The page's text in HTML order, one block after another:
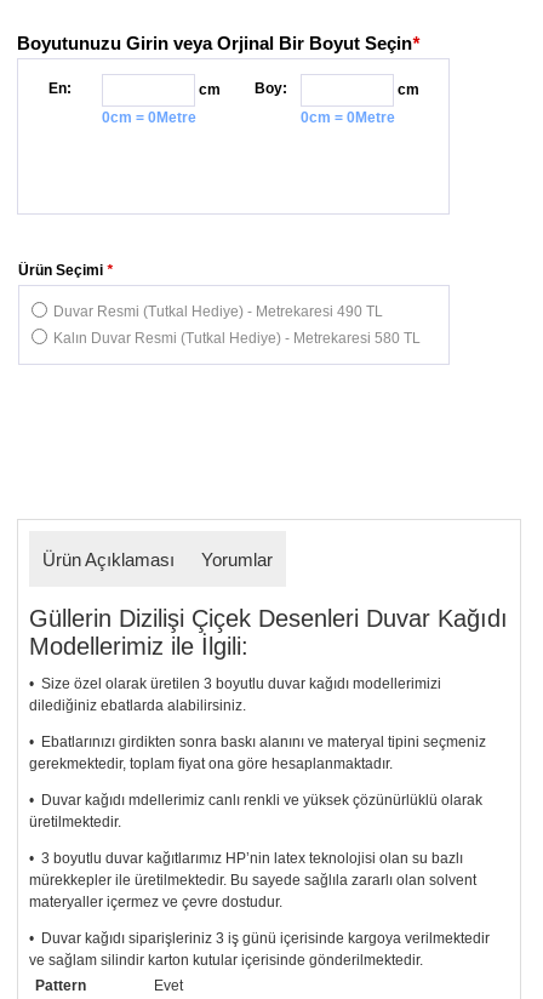
Boyutunuzu Girin veya Orjinal Bir Boyut Seçin*
En:
cm
0cm = 0Metre
Boy:
cm
0cm = 0Metre
*
Ürün Seçimi
Duvar Resmi (Tutkal Hediye) - Metrekaresi 490 TL
Kalın Duvar Resmi (Tutkal Hediye) - Metrekaresi 580 TL
Ürün Açıklaması Yorumlar
Güllerin Dizilişi Çiçek Desenleri Duvar Kağıdı
Modellerimiz ile İlgili:
• Size özel olarak üretilen 3 boyutlu duvar kağıdı modellerimizi
dilediğiniz ebatlarda alabilirsiniz.
• Ebatlarınızı girdikten sonra baskı alanını ve materyal tipini seçmeniz
gerekmektedir, toplam fiyat ona göre hesaplanmaktadır.
• Duvar kağıdı mdellerimiz canlı renkli ve yüksek çözünürlüklü olarak
üretilmektedir.
• 3 boyutlu duvar kağıtlarımız HP’nin latex teknolojisi olan su bazlı
mürekkepler ile üretilmektedir. Bu sayede sağlıla zararlı olan solvent
materyaller içermez ve çevre dostudur.
• Duvar kağıdı siparişleriniz 3 iş günü içerisinde kargoya verilmektedir
ve sağlam silindir karton kutular içerisinde gönderilmektedir.
Pattern
Evet